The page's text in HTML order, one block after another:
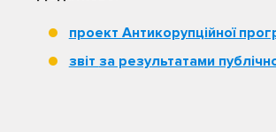
проект Антикорупційної
звіт за результатами